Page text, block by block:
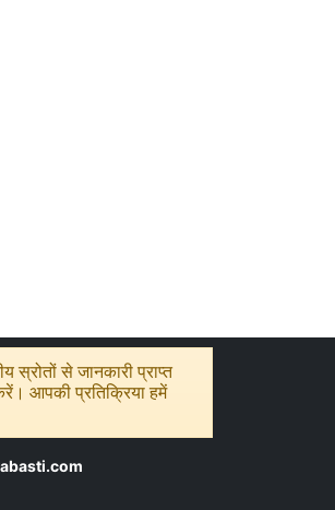
से जानकारी प्राप्त
आपकी प्रतिक्रिया हमें